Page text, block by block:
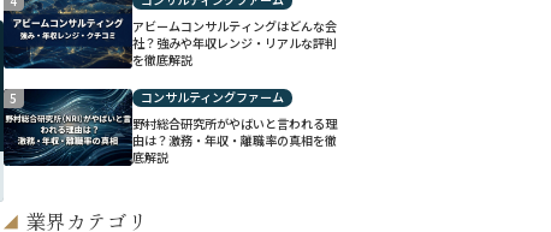
アビームコンサルティングはどんな会
社？強みや年収レンジ・リアルな評判
を徹底解説
5
コンサルティングファーム
野村総合研究所がやばいと言われる理
由は？激務・年収・離職率の真相を徹
底解説
◢ 業界カテゴリ